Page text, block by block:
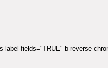
fields="TRUE" b-reverse-